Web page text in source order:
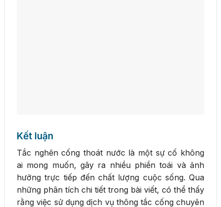
Kết luận
Tắc nghẽn cống thoát nước là một sự cố không
ai mong muốn, gây ra nhiều phiền toái và ảnh
hưởng trực tiếp đến chất lượng cuộc sống. Qua
những phân tích chi tiết trong bài viết, có thể thấy
rằng việc sử dụng dịch vụ thông tắc cống chuyên